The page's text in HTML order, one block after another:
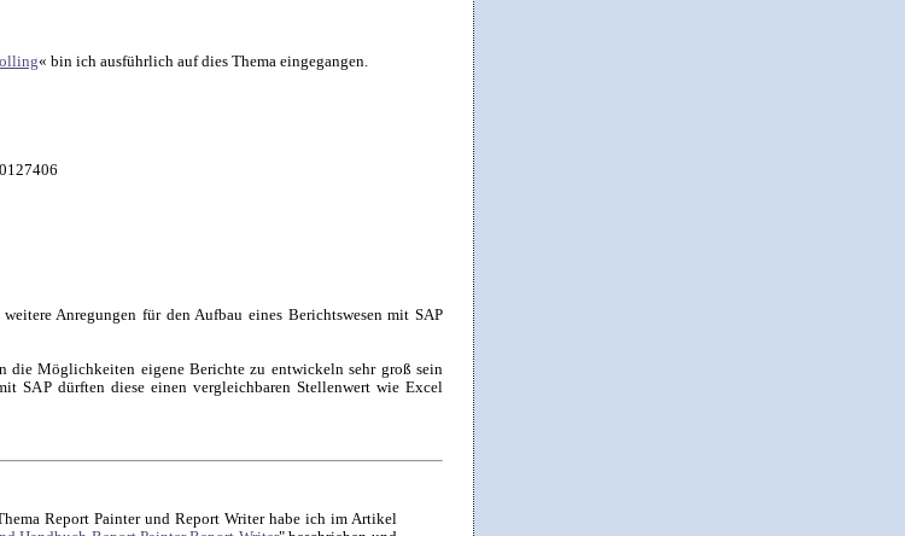
« bin ich ausführlich auf dies Thema eingegangen.
Anregungen für den Aufbau eines Berichtswesen mit SAP
die Möglichkeiten eigene Berichte zu entwickeln sehr groß sein
SAP dürften diese einen vergleichbaren Stellenwert wie Excel
Report Painter und Report Writer habe ich im Artikel